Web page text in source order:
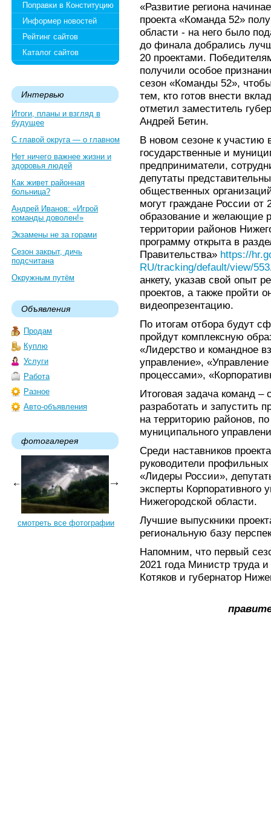
Поправки в Конституцию
Информер новостей
Рейтинг сайтов
Каталог сайтов
Интервью
Итоги, планы и взгляд в
будущее
С главой округа — о главном
Нет ничего важнее жизни и
здоровья людей
Как живет районная
больница?
Андрей Иванов: «Игрой
команды доволен!»
Экзамены не за горами
Сезон закрыт, дичь
подсчитана
Окружным путём
Объявления
Продам
Куплю
Услуги
Работа
Разное
Авто-объявления
фотогалерея
смотреть все фотографии
«Развитие региона
проекта «Команда 52»
области - на него было
до финала добрались
20 проектами.
получили особое
сезон «Команды 52»,
тем, кто готов внести
отметил заместитель
Андрей Бетин.
В новом сезоне к участию
государственные и
предприниматели,
депутаты
общественных
могут граждане России
образование и желающие
территории районов
программу открыта в
Правительства» https://
RU/tracking/default/view/553
анкету, указав свой опыт
проектов, а также пройти
видеопрезентацию.
По итогам отбора будут
пройдут комплексную
«Лидерство и командное
управление»,
процессами»,
Итоговая задача команд –
разработать и запустить
на территорию районов,
муниципального
Среди наставников
руководители
«Лидеры России»,
эксперты Корпоративного
Нижегородской области.
Лучшие выпускники
региональную базу
Напомним, что первый
2021 года Министр труда
Котяков и губернатор